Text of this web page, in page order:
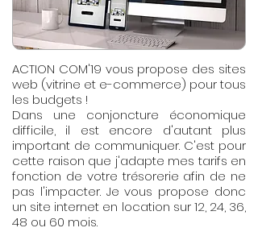
ACTION COM'19 vous propose des sites
web (vitrine et e-commerce) pour tous
les budgets !
Dans une conjoncture économique
difficile, il est encore d'autant plus
important de communiquer. C'est pour
cette raison que j'adapte mes tarifs en
fonction de votre trésorerie afin de ne
pas l'impacter. Je vous propose donc
un site internet en location sur 12, 24, 36,
48 ou 60 mois.